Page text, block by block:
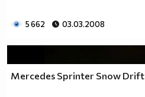
5 662 03.03.2008
Mercedes Sprinter Snow Drift